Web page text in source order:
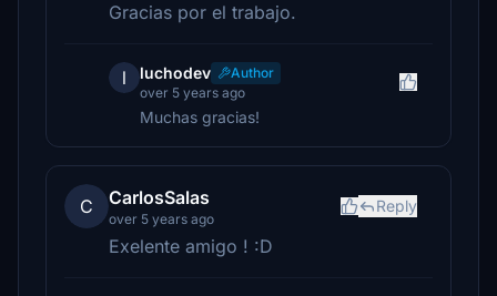
Gracias por el trabajo.
l luchodev
Author
over 5 years ago
Muchas gracias!
C CarlosSalas
over 5 years ago
Reply
Exelente amigo ! :D